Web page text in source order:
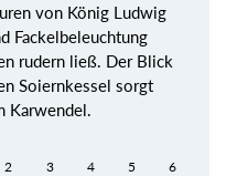
von König Ludwig
Fackelbeleuchtung
rudern ließ. Der Blick
Soiernkessel sorgt
Karwendel.
2 3 4 5 6